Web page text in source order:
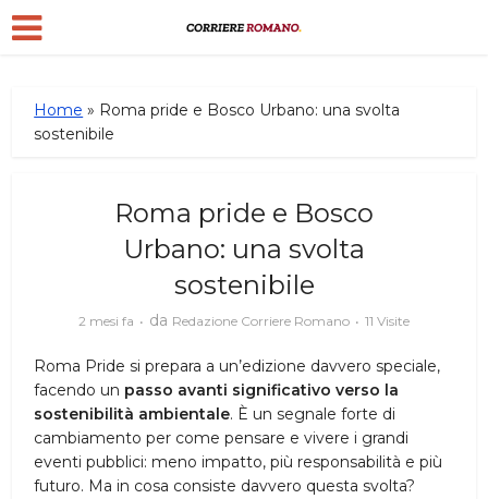
Home » Roma pride e Bosco Urbano: una svolta
sostenibile
Roma pride e Bosco
Urbano: una svolta
sostenibile
2 mesi fa da Redazione Corriere Romano 11 Visite
Roma Pride si prepara a un’edizione davvero speciale,
facendo un passo avanti significativo verso la
sostenibilità ambientale. È un segnale forte di
cambiamento per come pensare e vivere i grandi
eventi pubblici: meno impatto, più responsabilità e più
futuro. Ma in cosa consiste davvero questa svolta?